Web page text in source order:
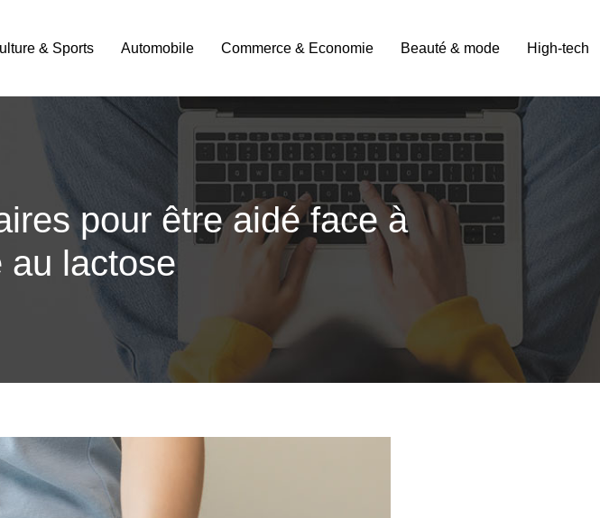
& Sports Automobile Commerce & Economie Beauté & mode High-tech
pour être aidé face à
au lactose